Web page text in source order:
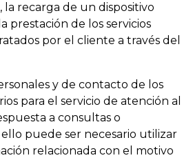
recarga de un dispositivo
prestación de los servicios
por el cliente a través del
y de contacto de los
para el servicio de atención al
a consultas o
ello puede ser necesario utilizar
relacionada con el motivo